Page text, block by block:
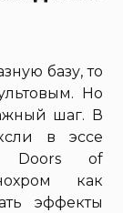
базу, то
Но
шаг. В
в эссе
Doors of
как
эффекты